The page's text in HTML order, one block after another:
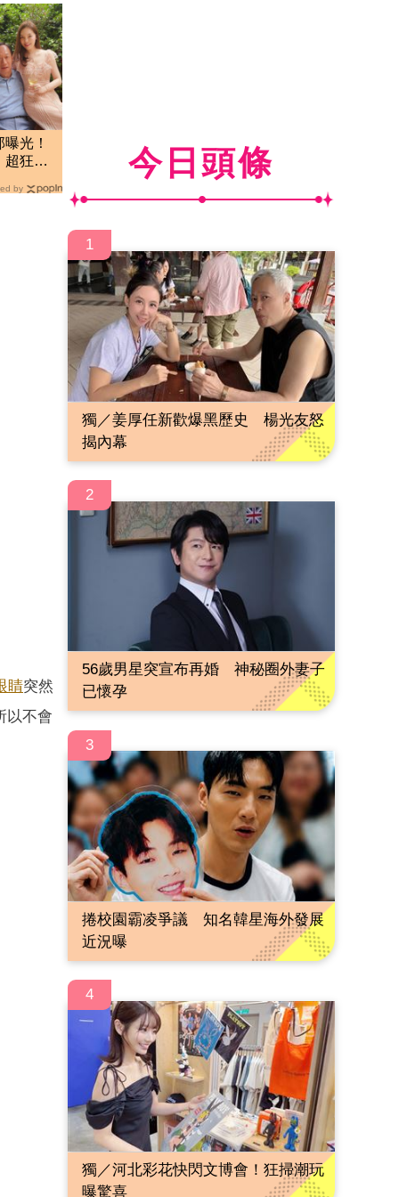
光！
超狂網
by
睛突然
以不會
今日頭條
1
獨／姜厚任新歡爆黑歷史 楊光友怒
揭內幕
2
56歲男星突宣布再婚 神秘圈外妻子
已懷孕
3
捲校園霸凌爭議 知名韓星海外發展
近況曝
4
獨／河北彩花快閃文博會！狂掃潮玩
曝驚喜